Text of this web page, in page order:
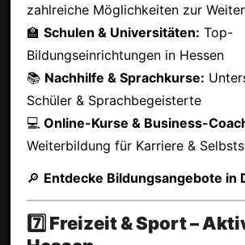
zahlreiche Möglichkeiten zur
🏫 Schulen & Universitäten: Top-
Bildungseinrichtungen in Hessen
📚 Nachhilfe & Sprachkurse:
Schüler & Sprachbegeisterte
💻 Online-Kurse & Business-
Weiterbildung für Karriere &
🔎 Entdecke Bildungsangebote in
7️⃣ Freizeit & Sport –